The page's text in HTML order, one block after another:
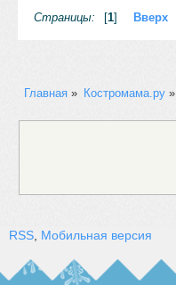
Страницы: [1] Вверх
Главная » Костромама.ру»
RSS Мобильная версия